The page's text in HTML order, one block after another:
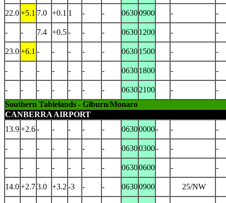
22.0+5.1 7.0 +0.1 1 - - 06300900 - -
- - 7.4 +0.5- - - 06301200 - -
23.0+6.1 - - - - - 06301500 - -
- - - - - - - 06301800 - -
- - - - - - - 06302100 -
-
Southern Tablelands - Glburn/Monaro
CANBERRA AIRPORT
13.9+2.6- - - - - 06300000- - -
- - - - - - - 06300300- - -
- - - - - - - 06300600 - -
14.0+2.73.0 +3.2 -3 - - 06300900 25/NW